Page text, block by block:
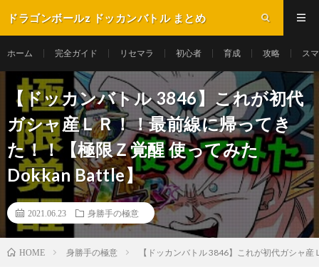
ドラゴンボールz ドッカンバトル まとめ
ホーム 完全ガイド リセマラ 初心者 育成 攻略 ス
【ドッカンバトル 3846】これが初代
ガシャ産ＬＲ！！最前線に帰ってき
た！！【極限Ｚ覚醒 使ってみた
Dokkan Battle】
2021.06.23 身勝手の極意
HOME 身勝手の極意 【ドッカンバトル 3846】これが初代ガシャ